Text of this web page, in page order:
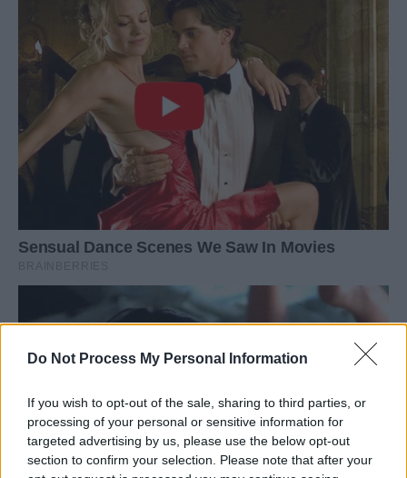
Do Not Process My Personal Information
If you wish to opt-out of the sale, sharing to third parties, or
processing of your personal or sensitive information for
targeted advertising by us, please use the below opt-out
section to confirm your selection. Please note that after your